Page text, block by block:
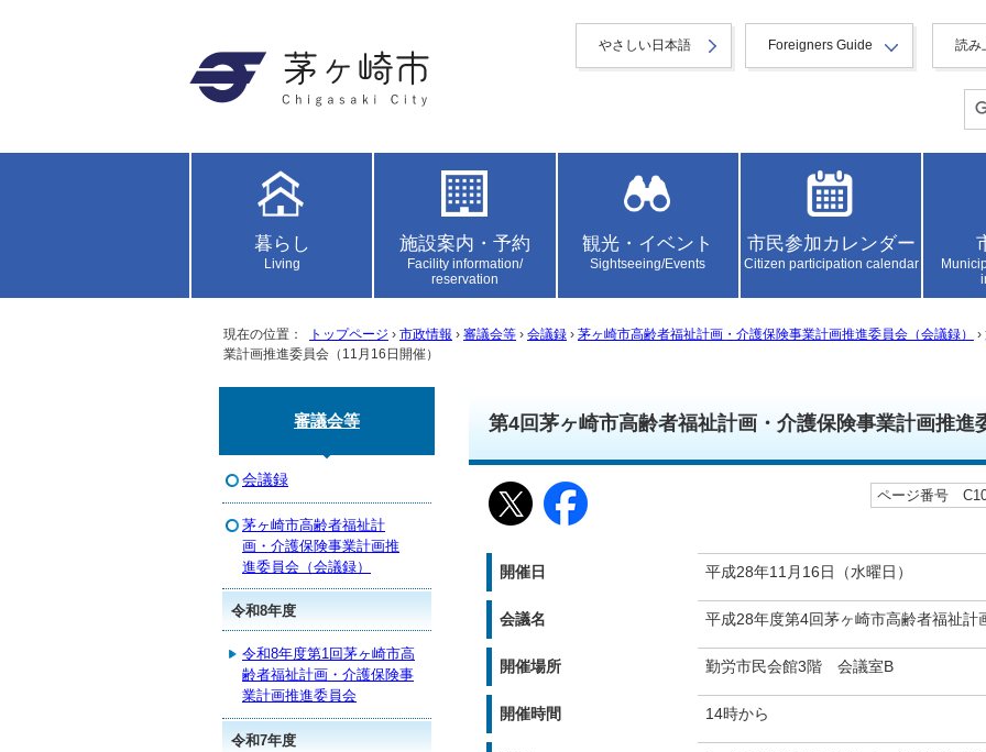
やさしい日本語 Foreigners Guide 読み
暮らし
Living
施設案内・予約
Facility information/
reservation
観光・イベント
Sightseeing/Events
市民参加カレンダー
Citizen participation calendar
現在の位置： トップページ › 市政情報 › 審議会等 › 会議録 › 茅ヶ崎市高齢者福祉計画・介護保険事業計画推進委員会（会議録）
業計画推進委員会（11月16日開催）
第4回茅ヶ崎市高齢者福祉計画・介護保険事業計画推進
ページ番号
開催日 平成28年11月16日（水曜日）
会議名 平成28年度第4回茅ヶ崎市高齢者福祉計
開催場所 勤労市民会館3階 会議室B
開催時間 14時から
審議会等
会議録
茅ヶ崎市高齢者福祉計
画・介護保険事業計画推
進委員会（会議録）
令和8年度
令和8年度第1回茅ヶ崎市高
齢者福祉計画・介護保険事
業計画推進委員会
令和7年度